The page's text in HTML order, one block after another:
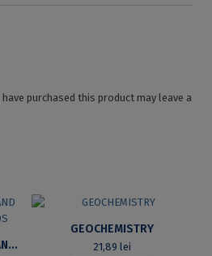
purchased this product may leave a
CATALYSTS’ PREPARATION AND CHARACTERIZATION METHODS
GEOCHEMISTRY
21,89lei